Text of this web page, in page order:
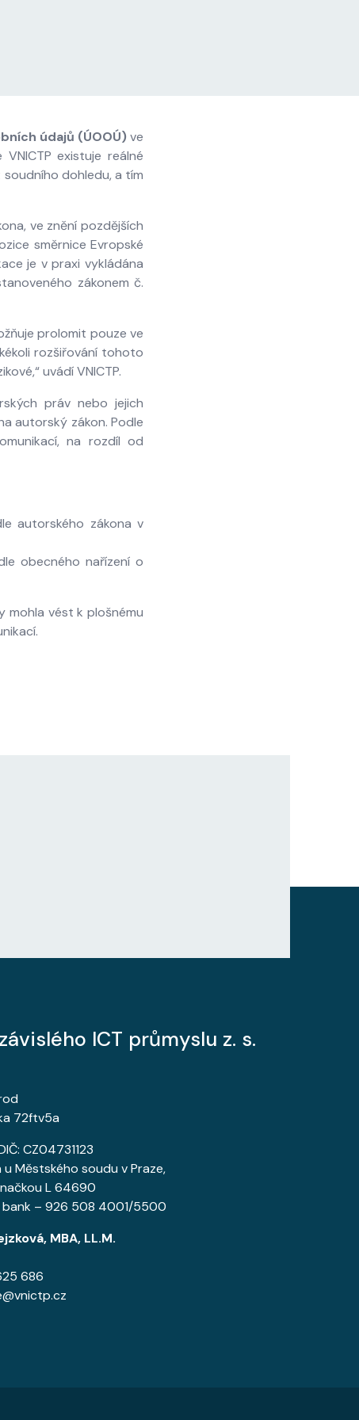
údajů (ÚOOÚ)ve
existuje reálné
dohledu, a tím
ve znění pozdějších
směrnice Evropské
je v praxi vykládána
zákonem č.
prolomit pouze ve
rozšiřování tohoto
uvádí VNICTP.
práv nebo jejich
autorský zákon. Podle
na rozdíl od
autorského zákona v
obecného nařízení o
mohla vést k plošnému
ICT průmyslu z. s.
72ftv5a
CZ04731123
u Městského soudu v Praze,
L 64690
bank – 926 508 4001/5500
MBA, LL.M.
686